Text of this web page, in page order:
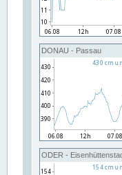
DONAU - Passau
ODER -